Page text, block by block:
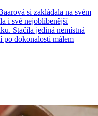
si zakládala na svém
i své nejoblíbenější
Stačila jediná nemístná
po dokonalosti málem